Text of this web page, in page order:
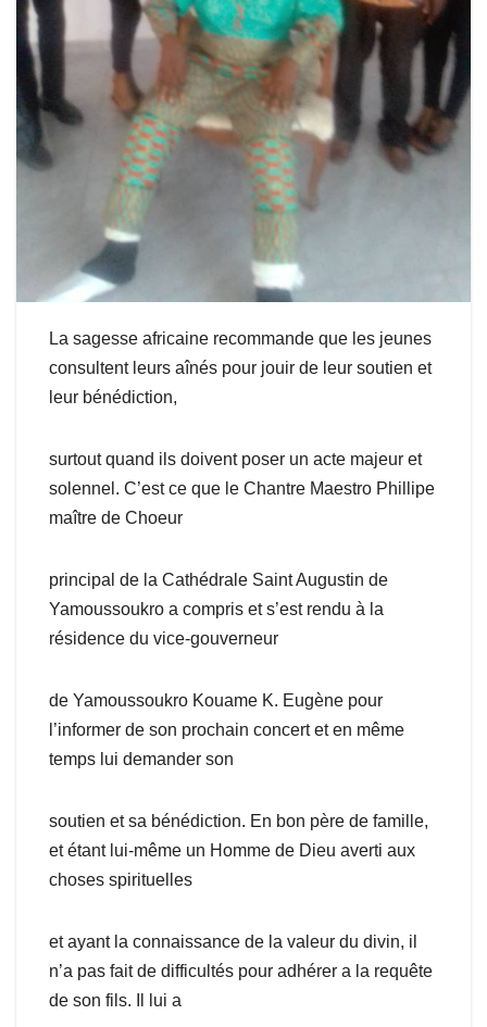
La sagesse africaine recommande que les jeunes
consultent leurs aînés pour jouir de leur soutien et
leur bénédiction,
surtout quand ils doivent poser un acte majeur et
solennel. C’est ce que le Chantre Maestro Phillipe
maître de Choeur
principal de la Cathédrale Saint Augustin de
Yamoussoukro a compris et s’est rendu à la
résidence du vice-gouverneur
de Yamoussoukro Kouame K. Eugène pour
l’informer de son prochain concert et en même
temps lui demander son
soutien et sa bénédiction. En bon père de famille,
et étant lui-même un Homme de Dieu averti aux
choses spirituelles
et ayant la connaissance de la valeur du divin, il
n’a pas fait de difficultés pour adhérer a la requête
de son fils. Il lui a